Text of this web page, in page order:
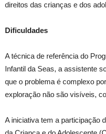
direitos das crianças e dos
Dificuldades
A técnica de referência do
Infantil da Seas, a assistente
que o problema é complexo
exploração não são visíveis,
A iniciativa tem a participação